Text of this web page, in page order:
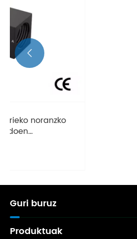

Guri buruz
Produktuak